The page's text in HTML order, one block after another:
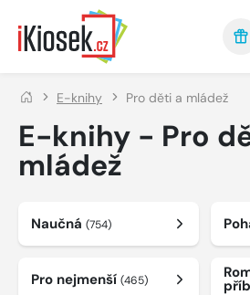
Přejít na hlavní obsah
E-knihy Pro děti a mládež
E-knihy - Pro
mládež
Naučná (754)
Pro nejmenší (465)